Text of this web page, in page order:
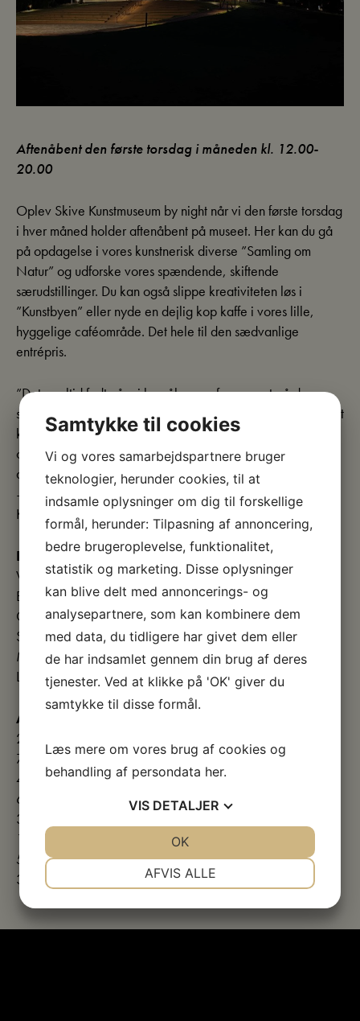
Aftenåbent den første torsdag i måneden kl. 12.00-
20.00
Oplev Skive Kunstmuseum by night når vi den første torsdag
i hver måned holder aftenåbent på museet. Her kan du gå
på opdagelse i vores kunstnerisk diverse ”Samling om
Natur” og udforske vores spændende, skiftende
særudstillinger. Du kan også slippe kreativiteten løs i
”Kunstbyen” eller nyde en dejlig kop kaffe i vores lille,
hyggelige caféområde. Det hele til den sædvanlige
entrépris.
”Det er altid fedt når vi kan åbne op for museet på de
skæve tidspunkter. Både fordi det giver flere mulighed for at
komme ind og få en kunstoplevelse i hverdagen – men
også fordi der bare er noget helt særligt stemningsfuldt ved
at være på museum om aftenen.”
– Alberte E. Behncke, Eventmedarbejder, Skive
Kunstmuseum.
Entré:
Voksne: 90 kr.
Børn u. 18 år: Gratis
Grupperabat v. min 10 pers. 70 kr. pr. pers.
Studerende v. forvisning af gyldigt studiekort: 70 kr.
Museum Salling Årskort: 295 kr.
Ledsager: Gratis mod forevisning af ledsagerkort
Aftenåbninger:
2. april
7. maj
4. juni
6. august
3. september
1. oktober
5. november
3. december
Samtykke til cookies
Vi og vores samarbejdspartnere bruger
teknologier, herunder cookies, til at
indsamle oplysninger om dig til forskellige
formål, herunder: Tilpasning af annoncering,
bedre brugeroplevelse, funktionalitet,
statistik og marketing. Disse oplysninger
kan blive delt med annoncerings- og
analysepartnere, som kan kombinere dem
med data, du tidligere har givet dem eller
de har indsamlet gennem din brug af deres
tjenester. Ved at klikke på 'OK' giver du
samtykke til disse formål.
Læs mere om vores brug af cookies og
behandling af persondata her.
VIS DETALJER
AFVIS ALLE
OK